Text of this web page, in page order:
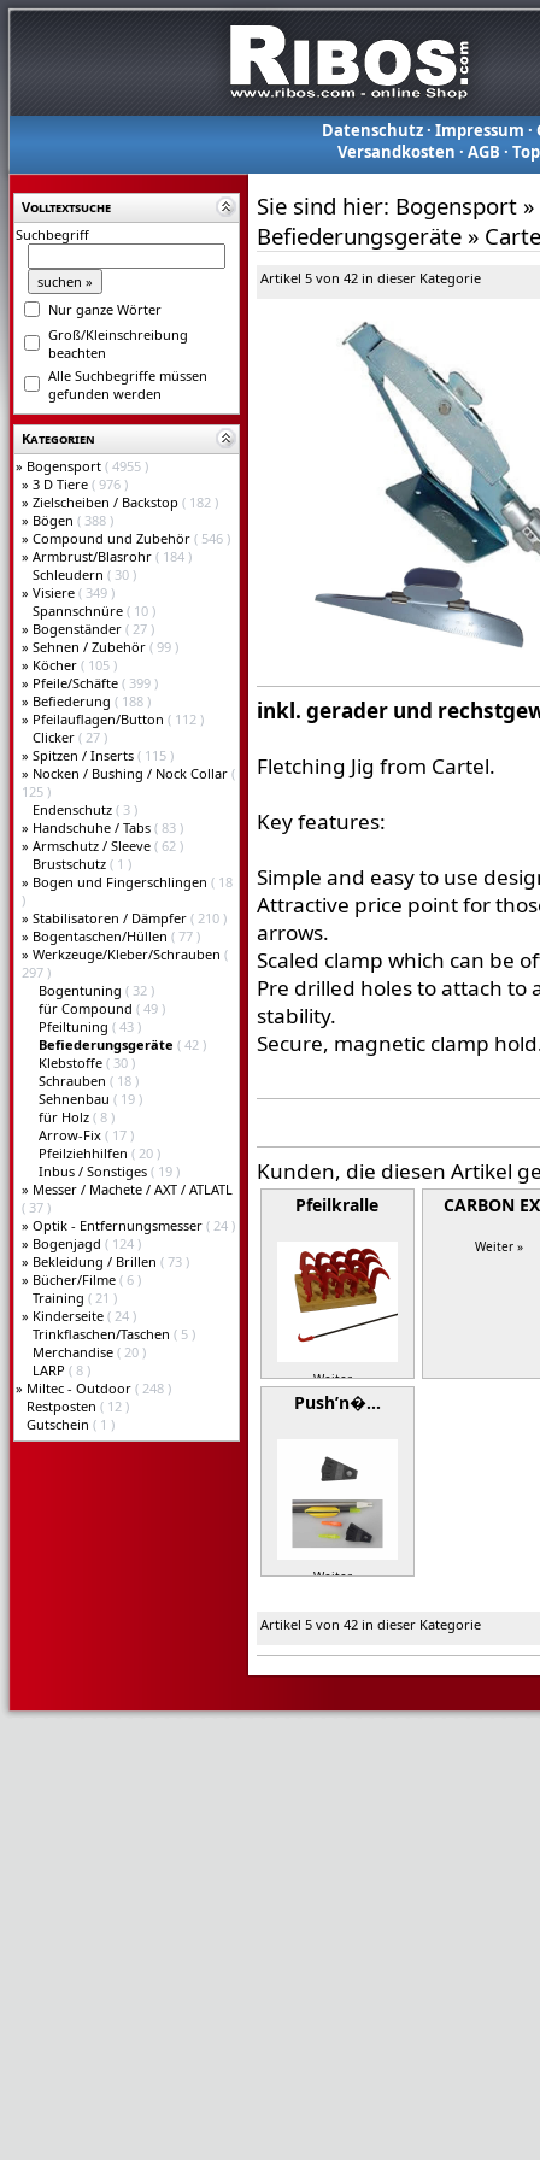
Datenschutz· Impressum ·
Versandkosten ·AGB ·
Volltextsuche
Suchbegriff
Nur ganze Wörter
Groß/Kleinschreibung
beachten
Alle Suchbegriffe müssen
gefunden werden
Kategorien
» Bogensport ( 4955 )
» 3 D Tiere ( 976 )
» Zielscheiben / Backstop ( 182 )
» Bögen ( 388 )
» Compound und Zubehör ( 546 )
» Armbrust/Blasrohr ( 184 )
Schleudern ( 30 )
» Visiere ( 349 )
Spannschnüre ( 10 )
» Bogenständer ( 27 )
» Sehnen / Zubehör ( 99 )
» Köcher ( 105 )
» Pfeile/Schäfte ( 399 )
» Befiederung ( 188 )
» Pfeilauflagen/Button ( 112 )
Clicker ( 27 )
» Spitzen / Inserts ( 115 )
» Nocken / Bushing / Nock Collar (
125 )
Endenschutz ( 3 )
» Handschuhe / Tabs ( 83 )
» Armschutz / Sleeve ( 62 )
Brustschutz ( 1 )
» Bogen und Fingerschlingen ( 18
)
» Stabilisatoren / Dämpfer ( 210 )
» Bogentaschen/Hüllen ( 77 )
» Werkzeuge/Kleber/Schrauben (
297 )
Bogentuning ( 32 )
für Compound ( 49 )
Pfeiltuning ( 43 )
Befiederungsgeräte ( 42 )
Klebstoffe ( 30 )
Schrauben ( 18 )
Sehnenbau ( 19 )
für Holz ( 8 )
Arrow-Fix ( 17 )
Pfeilziehhilfen ( 20 )
Inbus / Sonstiges ( 19 )
» Messer / Machete / AXT / ATLATL
( 37 )
» Optik - Entfernungsmesser ( 24 )
» Bogenjagd ( 124 )
» Bekleidung / Brillen ( 73 )
» Bücher/Filme ( 6 )
Training ( 21 )
» Kinderseite ( 24 )
Trinkflaschen/Taschen ( 5 )
Merchandise ( 20 )
LARP ( 8 )
» Miltec - Outdoor ( 248 )
Restposten ( 12 )
Gutschein ( 1 )
Sie sind hier: Bogensport »
Befiederungsgeräte »
Artikel 5 von 42 in dieser Kategorie
inkl. gerader und
Fletching Jig from Cartel.
Key features:
Simple and easy to use
Attractive price point for
arrows.
Scaled clamp which can be
Pre drilled holes to attach to
stability.
Secure, magnetic clamp
Kunden, die diesen Artikel
Pfeilkralle
Weiter »
CARBON
Weiter »
Push’n�…
Weiter »
Artikel 5 von 42 in dieser Kategorie